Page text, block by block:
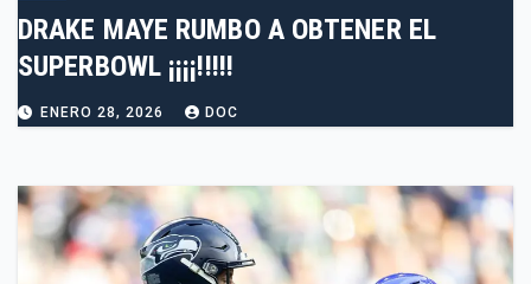
DRAKE MAYE RUMBO A OBTENER EL
SUPERBOWL ¡¡¡¡!!!!!
ENERO 28, 2026 DOC